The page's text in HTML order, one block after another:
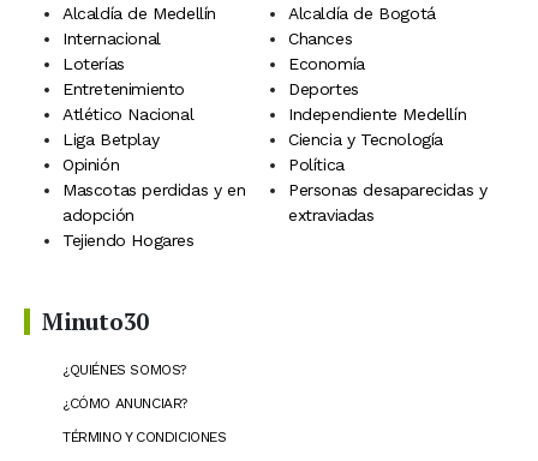
Alcaldía de Medellín
Alcaldía de Bogotá
Internacional
Chances
Loterías
Economía
Entretenimiento
Deportes
Atlético Nacional
Independiente Medellín
Liga Betplay
Ciencia y Tecnología
Opinión
Política
Mascotas perdidas y en
adopción
Personas desaparecidas y
extraviadas
Tejiendo Hogares
Minuto30
¿QUIÉNES SOMOS?
¿CÓMO ANUNCIAR?
TÉRMINO Y CONDICIONES